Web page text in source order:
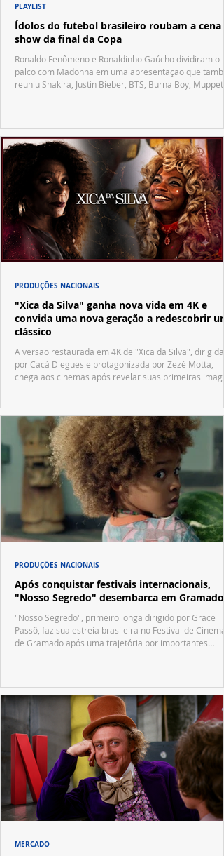
Ídolos do futebol brasileiro roubam a cena
show da final da Copa
Ronaldo Fenômeno e Ronaldinho Gaúcho dividiram o
palco com Madonna em uma apresentação que
reuniu Shakira, Justin Bieber, BTS, Burna Boy, Muppets,
PLAYLIST
"Xica da Silva" ganha nova vida em 4K e
convida uma nova geração a redescobrir um
clássico
A versão restaurada em 4K de "Xica da Silva", dirigida
por Cacá Diegues e protagonizada por Zezé Motta,
chega aos cinemas após revelar suas primeiras
PRODUÇÕES NACIONAIS
Após conquistar festivais internacionais,
"Nosso Segredo" desembarca em Gramado
"Nosso Segredo", primeiro longa dirigido por Grace
Passô, faz sua estreia brasileira no Festival de Cinema
de Gramado após uma trajetória por importantes
PRODUÇÕES NACIONAIS
MERCADO